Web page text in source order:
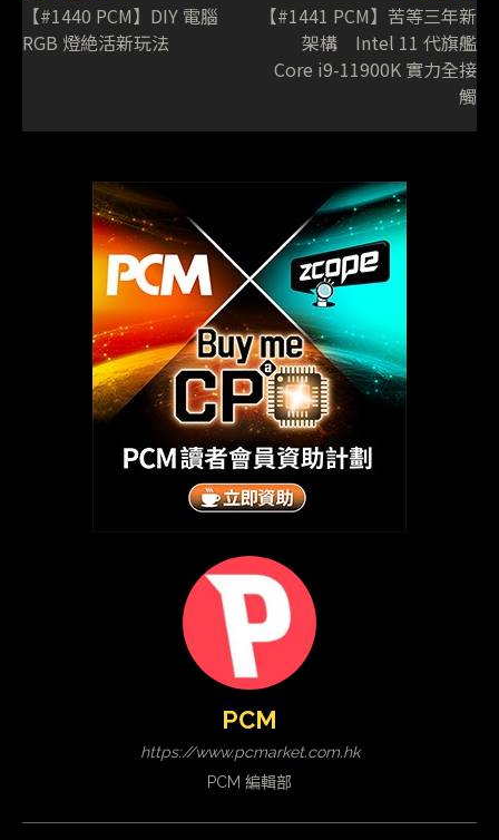
【#1440 PCM】DIY 電腦
RGB 燈絶活新玩法
【#1441 PCM】苦等三年新
架構 Intel 11 代旗艦
Core i9-11900K 實力全接
觸
PCM
https://www.pcmarket.com.hk
PCM 編輯部